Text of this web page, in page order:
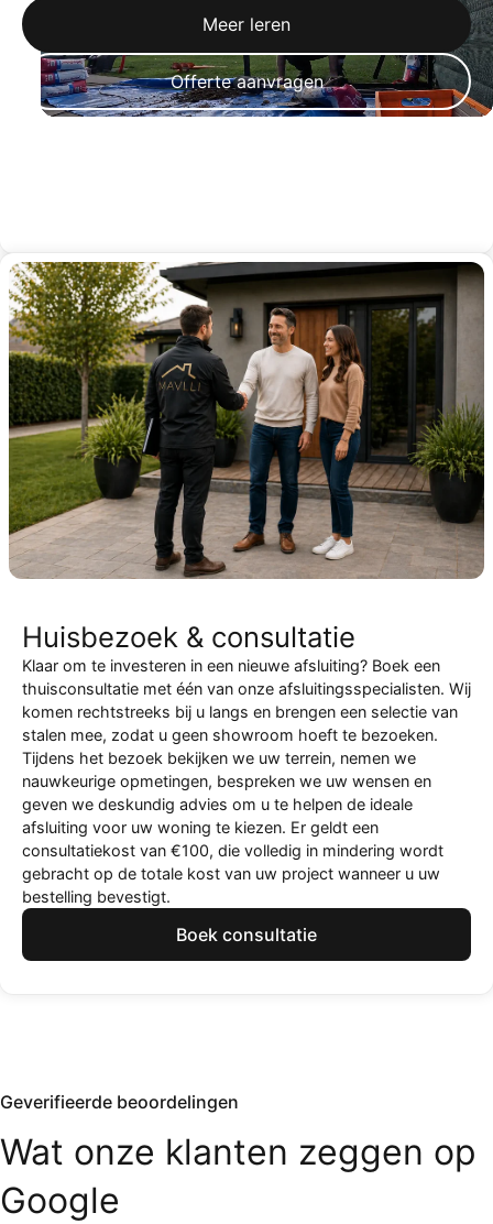
Meer leren
Offerte aanvragen
Huisbezoek & consultatie
Klaar om te investeren in een nieuwe afsluiting? Boek een
thuisconsultatie met één van onze afsluitingsspecialisten. Wij
komen rechtstreeks bij u langs en brengen een selectie van
stalen mee, zodat u geen showroom hoeft te bezoeken.
Tijdens het bezoek bekijken we uw terrein, nemen we
nauwkeurige opmetingen, bespreken we uw wensen en
geven we deskundig advies om u te helpen de ideale
afsluiting voor uw woning te kiezen. Er geldt een
consultatiekost van €100, die volledig in mindering wordt
gebracht op de totale kost van uw project wanneer u uw
bestelling bevestigt.
Boek consultatie
Geverifieerde beoordelingen
Wat onze klanten zeggen op
Google